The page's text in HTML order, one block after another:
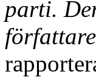
parti.